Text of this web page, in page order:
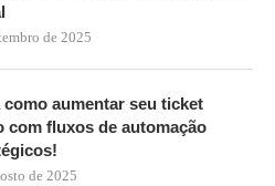
de 2025
como aumentar seu ticket
com fluxos de automação
de 2025